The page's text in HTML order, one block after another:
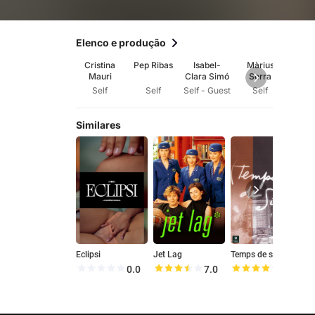
Elenco e produção
Cristina
Mauri
Self
Pep Ribas
Self
Isabel-
Clara Simó
Self - Guest
Màrius
Serra
Self
Similares
Eclipsi
0.0
Jet Lag
7.0
Temps de silenci